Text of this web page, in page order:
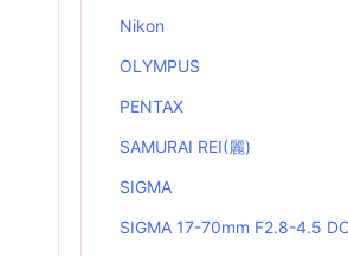
Nikon
OLYMPUS
PENTAX
SAMURAI REI(麗)
SIGMA
SIGMA 17-70mm F2.8-4.5